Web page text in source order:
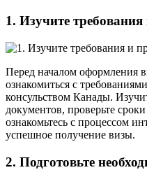
1. Изучите
Перед началом оформления
ознакомиться с
консульством Канады.
документов, проверьте
ознакомьтесь с процессом
успешное получение визы.
2. Подготовьте